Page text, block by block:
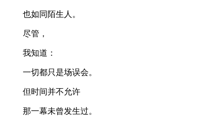
也如同陌生人。
尽管，
我知道：
一切都只是场误会。
但时间并不允许
那一幕未曾发生过。